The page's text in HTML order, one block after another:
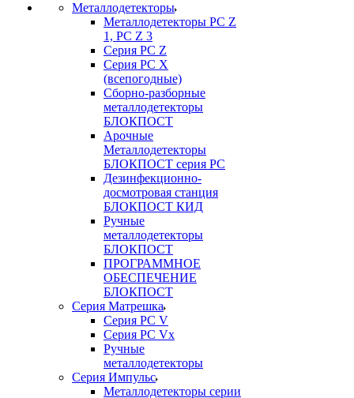
Металлодетекторы
Металлодетекторы РС Z
1, PC Z 3
Серия РС Z
Серия РС X
(всепогодные)
Сборно-разборные
металлодетекторы
БЛОКПОСТ
Арочные
Металлодетекторы
БЛОКПОСТ серия РС
Дезинфекционно-
досмотровая станция
БЛОКПОСТ КИД
Ручные
металлодетекторы
БЛОКПОСТ
ПРОГРАММНОЕ
ОБЕСПЕЧЕНИЕ
БЛОКПОСТ
Серия Матрешка
Серия PC V
Серия PC Vx
Ручные
металлодетекторы
Серия Импульс
Металлодетекторы серии